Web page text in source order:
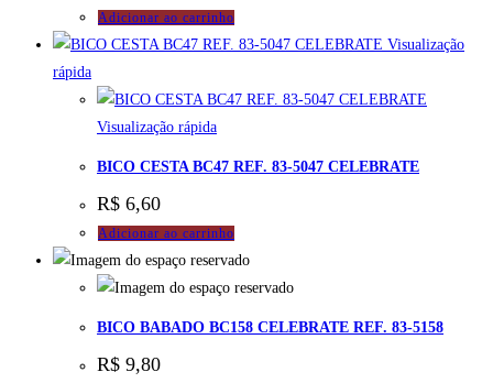
Adicionar ao carrinho
Visualização
rápida
Visualização rápida
BICO CESTA BC47 REF. 83-5047 CELEBRATE
R$ 6,60
Adicionar ao carrinho
BICO BABADO BC158 CELEBRATE REF. 83-5158
R$ 9,80